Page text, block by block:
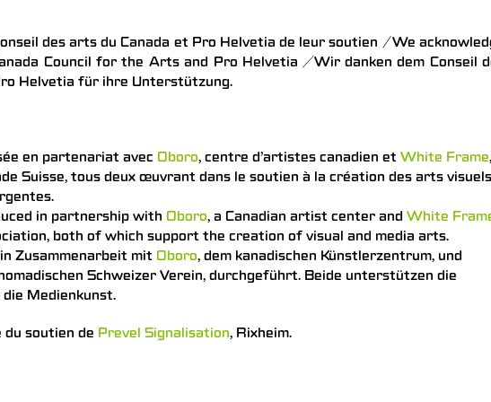
des arts du Canada et Pro Helvetia de leur soutien / We
Council for the Arts and Pro Helvetia/Wir danken dem Conseil
Helvetia für ihre Unterstützung.
en partenariat avec Oboro, centre d’artistes canadien et White Frame,
Suisse, tous deux œuvrant dans le soutien à la création des arts visuels
in partnership with Oboro, a Canadian artist center and White
both of which support the creation of visual and media arts.
Zusammenarbeit mit Oboro, dem kanadischen Künstlerzentrum, und
Schweizer Verein, durchgeführt. Beide unterstützen die
die Medienkunst.
du soutien de Prevel Signalisation, Rixheim.